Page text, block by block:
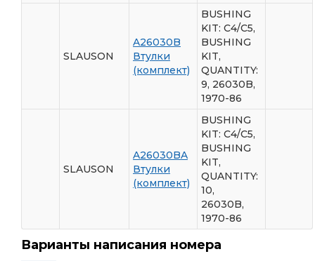
SLAUSON
A26030B
Втулки
(комплект)
BUSHING
KIT: C4/C5,
BUSHING
KIT,
QUANTITY:
9, 26030B,
1970-86
SLAUSON
A26030BA
Втулки
(комплект)
BUSHING
KIT: C4/C5,
BUSHING
KIT,
QUANTITY:
10,
26030B,
1970-86
Варианты написания номера